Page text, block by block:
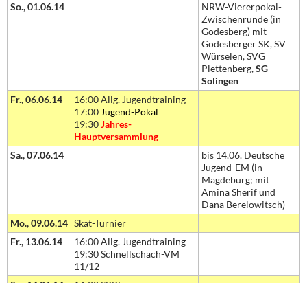
So., 01.06.14
NRW-Viererpokal-
Zwischenrunde (in
Godesberg) mit
Godesberger SK, SV
Würselen, SVG
Plettenberg,SG
Solingen
Fr., 06.06.14
16:00 Allg. Jugendtraining
17:00 Jugend-Pokal
19:30Jahres-
Hauptversammlung
Sa., 07.06.14
bis 14.06. Deutsche
Jugend-EM (in
Magdeburg; mit
Amina Sherif und
Dana Berelowitsch)
Mo., 09.06.14 Skat-Turnier
Fr., 13.06.14
16:00 Allg. Jugendtraining
19:30 Schnellschach-VM
11/12